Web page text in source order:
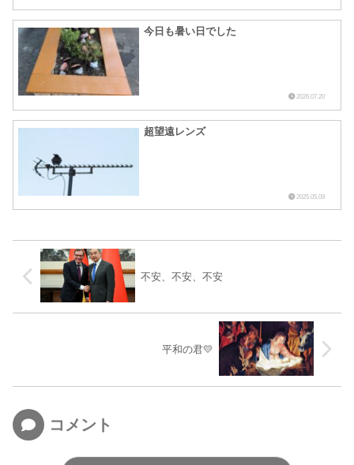
今日も暑い日でした
2026.07.20
超望遠レンズ
2025.05.09
不安、不安、不安
平和の君💛
コメント